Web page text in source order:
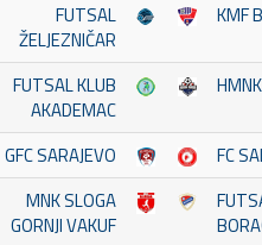
FUTSAL
ŽELJEZNIČAR
KMF
FUTSAL KLUB
AKADEMAC
GFC SARAJEVO FC
MNK SLOGA
GORNJI VAKUF